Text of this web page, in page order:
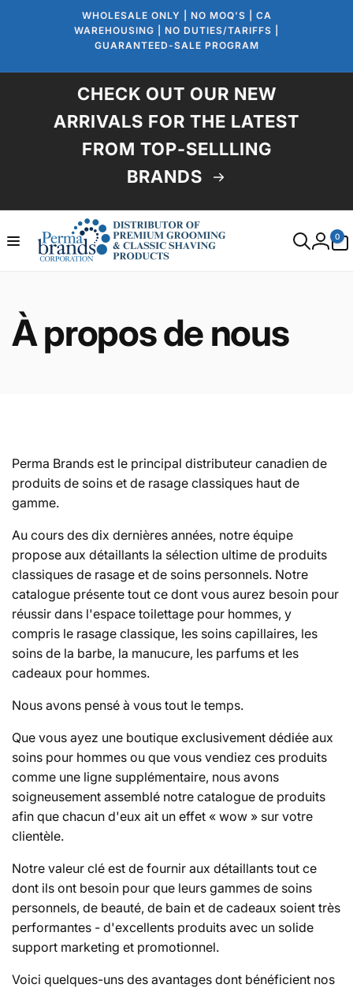
WHOLESALE ONLY | NO MOQ'S | CA
WAREHOUSING | NO DUTIES/TARIFFS |
GUARANTEED-SALE PROGRAM
CHECK OUT OUR NEW
ARRIVALS FOR THE LATEST
FROM TOP-SELLLING
BRANDS
0
0 article
C
l
e
c
t
i
o
n
:
À propos de nous
Perma Brands est le principal distributeur canadien de
produits de soins et de rasage classiques haut de
gamme.
Au cours des dix dernières années, notre équipe
propose aux détaillants la sélection ultime de produits
classiques de rasage et de soins personnels. Notre
catalogue présente tout ce dont vous aurez besoin pour
réussir dans l'espace toilettage pour hommes, y
compris le rasage classique, les soins capillaires, les
soins de la barbe, la manucure, les parfums et les
cadeaux pour hommes.
Nous avons pensé à vous tout le temps.
Que vous ayez une boutique exclusivement dédiée aux
soins pour hommes ou que vous vendiez ces produits
comme une ligne supplémentaire, nous avons
soigneusement assemblé notre catalogue de produits
afin que chacun d'eux ait un effet « wow » sur votre
clientèle.
Notre valeur clé est de fournir aux détaillants tout ce
dont ils ont besoin pour que leurs gammes de soins
personnels, de beauté, de bain et de cadeaux soient très
performantes - d'excellents produits avec un solide
support marketing et promotionnel.
Voici quelques-uns des avantages dont bénéficient nos